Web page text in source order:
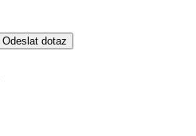
Odeslat dotaz